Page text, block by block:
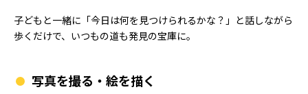
子どもと一緒に「今日は何を見つけられるかな？」と話しながら
歩くだけで、いつもの道も発見の宝庫に。
写真を撮る・絵を描く